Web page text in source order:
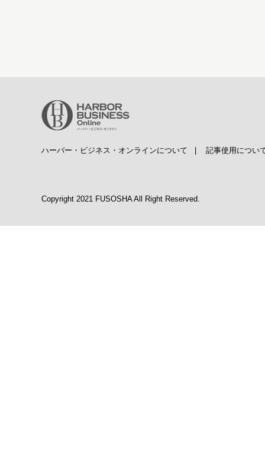
ハーバー・ビジネス・オンラインについて 記事使用につい
Copyright 2021 FUSOSHA All Right Reserved.